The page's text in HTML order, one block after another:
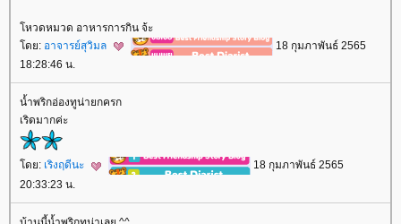
หวดหมวด อาหารการกิน จ้ะ
ดย: อาจารย์สุวิมล
18 กุมภาพันธ์ 2565
18:28:46 น.
น้ำพริกอ่องทูน่ายกครก
เริดมากค่ะ
ดย: เริงฤดีนะ
18 กุมภาพันธ์ 2565
20:33:23 น.